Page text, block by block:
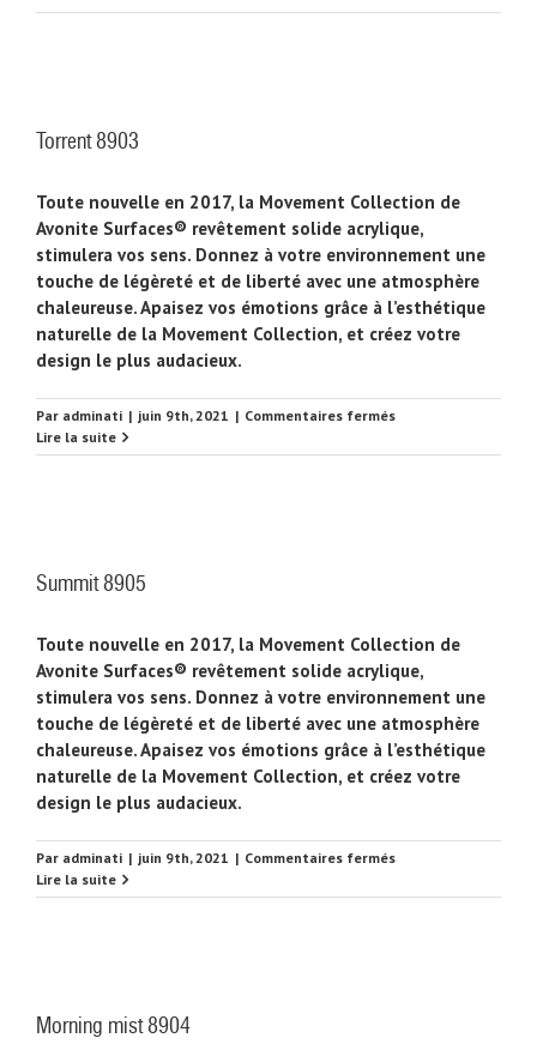
8425
Torrent 8903
Toute nouvelle en 2017, la Movement Collection de
Avonite Surfaces® revêtement solide acrylique,
stimulera vos sens. Donnez à votre environnement une
touche de légèreté et de liberté avec une atmosphère
chaleureuse. Apaisez vos émotions grâce à l’esthétique
naturelle de la Movement Collection, et créez votre
design le plus audacieux.
Par adminati | juin 9th, 2021 | Commentaires ferméssur
8903
Lire la suite
Summit 8905
Toute nouvelle en 2017, la Movement Collection de
Avonite Surfaces® revêtement solide acrylique,
stimulera vos sens. Donnez à votre environnement une
touche de légèreté et de liberté avec une atmosphère
chaleureuse. Apaisez vos émotions grâce à l’esthétique
naturelle de la Movement Collection, et créez votre
design le plus audacieux.
Par adminati | juin 9th, 2021 | Commentaires ferméssur
8905
Lire la suite
Morning mist 8904